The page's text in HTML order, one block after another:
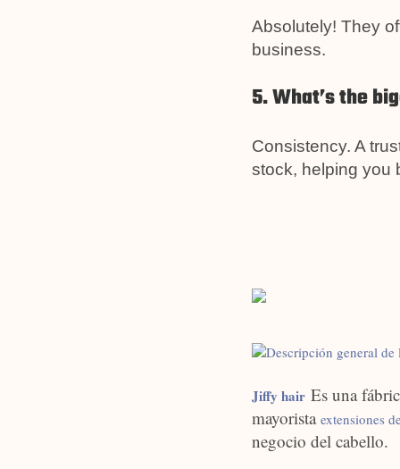
Absolutely! They
business.
5. What’s the
Consistency. A
stock, helping you
Jiffy hairEs una
mayorista extensiones
negocio del cabello.